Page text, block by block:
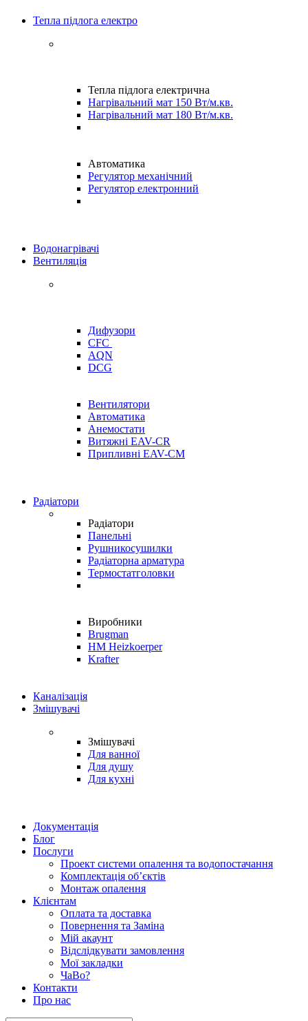
Тепла підлога електро
Тепла підлога електрична
Нагрівальний мат 150 Вт/м.кв.
Нагрівальний мат 180 Вт/м.кв.
Автоматика
Регулятор механічний
Регулятор електронний
Водонагрівачі
Вентиляція
Дифузори
CFC
AQN
DCG
Вентилятори
Автоматика
Анемостати
Витяжні EAV-CR
Припливні EAV-CM
Радіатори
Радіатори
Панельні
Рушникосушилки
Радіаторна арматура
Термостатголовки
Виробники
Brugman
HM Heizkoerper
Krafter
Каналізація
Змішувачі
Змішувачі
Для ванної
Для душу
Для кухні
Документація
Блог
Послуги
Проект системи опалення та водопостачання
Комплектація об’єктів
Монтаж опалення
Клієнтам
Оплата та доставка
Повернення та Заміна
Мій акаунт
Відслідкувати замовлення
Мої закладки
ЧаВо?
Контакти
Про нас